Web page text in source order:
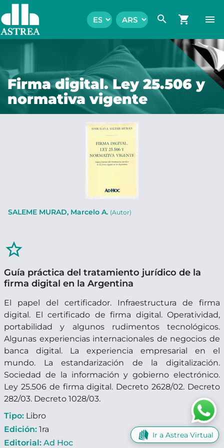
search shopping_cart menu
Firma digital. Ley 25.506 y
normativa vigente
SALEME MURAD, Marcelo A. (Autor)
star_border
Guía práctica del tratamiento jurídico de la
firma digital en la Argentina
El papel del certificador. Infraestructura de firma
digital. El certificado de firma digital. Operatividad,
portabilidad y algunos rudimentos tecnológicos.
Algunas experiencias internacionales de negocios de
banca digital. La experiencia empresarial en el
mundo. La estandarización de la digitalización.
Sociedad de la información y gobierno electrónico.
Ley 25.506 de firma digital. Decreto 2628/02. Decreto
282/03. Decreto 1028/03.
Tipo: Libro
Edición: 1ra
Editorial: Ad Hoc
Ir a Astrea Virtual